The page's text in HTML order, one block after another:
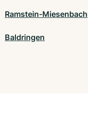
Ramstein-Miesenbach
Baldringen